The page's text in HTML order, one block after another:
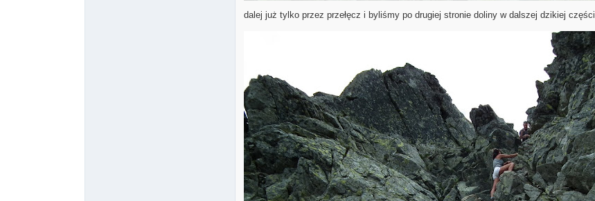
dalej już tylko przez przełęcz i byliśmy po drugiej stronie doliny w dalszej dzikiej części